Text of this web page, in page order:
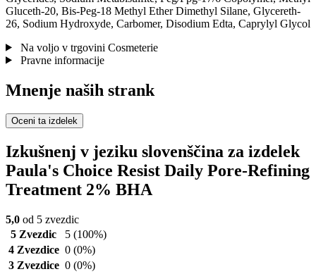
Gluceth-20, Bis-Peg-18 Methyl Ether Dimethyl Silane, Glycereth-
26, Sodium Hydroxyde, Carbomer, Disodium Edta, Caprylyl Glycol
Na voljo v trgovini Cosmeterie
Pravne informacije
Mnenje naših strank
Oceni ta izdelek
Izkušnenj v jeziku slovenščina za izdelek
Paula's Choice Resist Daily Pore-Refining
Treatment 2% BHA
5,0 od 5 zvezdic
5 Zvezdic
5 (100%)
4 Zvezdice 0 (0%)
3 Zvezdice 0 (0%)